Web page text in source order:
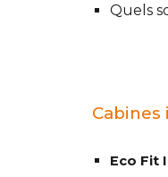
Quels
Eco Fit I